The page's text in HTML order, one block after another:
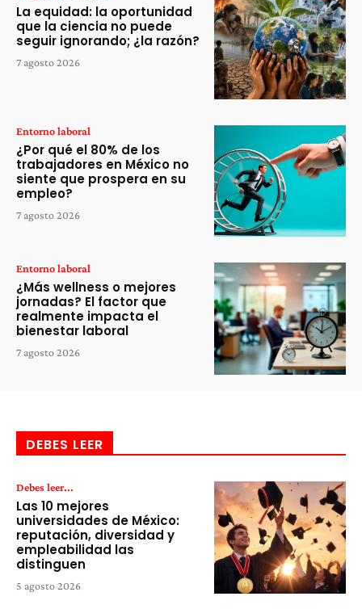
La equidad: la oportunidad
que la ciencia no puede
seguir ignorando; ¿la razón?
7 agosto 2026
Entorno laboral
¿Por qué el 80% de los
trabajadores en México no
siente que prospera en su
empleo?
7 agosto 2026
Entorno laboral
¿Más wellness o mejores
jornadas? El factor que
realmente impacta el
bienestar laboral
7 agosto 2026
DEBES LEER
Debes leer...
Las 10 mejores
universidades de México:
reputación, diversidad y
empleabilidad las
distinguen
5 agosto 2026